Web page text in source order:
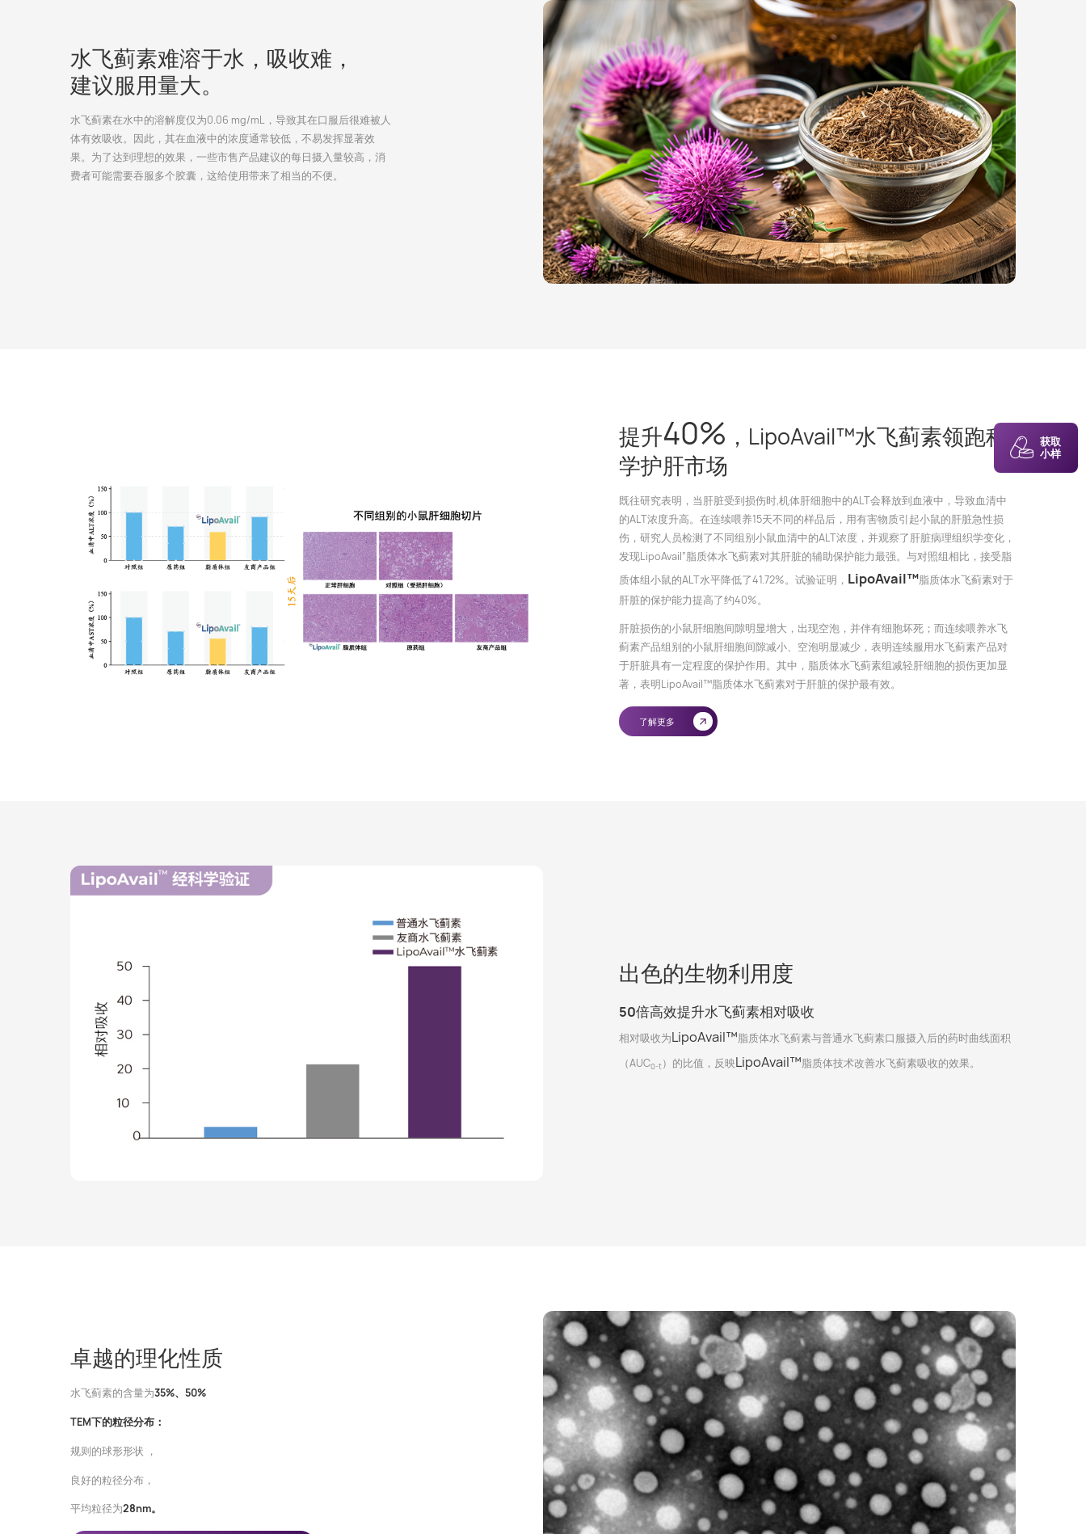
水飞蓟素难溶于水，吸收难，
建议服用量大。
水飞蓟素在水中的溶解度仅为0.06 mg/mL，导致其在口服后很难被人
体有效吸收。因此，其在血液中的浓度通常较低，不易发挥显著效
果。为了达到理想的效果，一些市售产品建议的每日摄入量较高，消
费者可能需要吞服多个胶囊，这给使用带来了相当的不便。
提升40% ，LipoAvail™水飞蓟素领跑科
学护肝市场
既往研究表明，当肝脏受到损伤时,机体肝细胞中的ALT会释放到血液中，导致血清中
的ALT浓度升高。在连续喂养15天不同的样品后，用有害物质引起小鼠的肝脏急性损
伤，研究人员检测了不同组别小鼠血清中的ALT浓度，并观察了肝脏病理组织学变化，
发现LipoAvail”脂质体水飞蓟素对其肝脏的辅助保护能力最强。与对照组相比，接受脂
质体组小鼠的ALT水平降低了41.72%。试验证明， LipoAvail™脂质体水飞蓟素对于
肝脏的保护能力提高了约40%。
肝脏损伤的小鼠肝细胞间隙明显增大，出现空泡，并伴有细胞坏死；而连续喂养水飞
蓟素产品组别的小鼠肝细胞间隙减小、空泡明显减少，表明连续服用水飞蓟素产品对
于肝脏具有一定程度的保护作用。其中，脂质体水飞蓟素组减轻肝细胞的损伤更加显
著，表明LipoAvail™脂质体水飞蓟素对于肝脏的保护最有效。
了解更多
出色的生物利用度
50倍高效提升水飞蓟素相对吸收
相对吸收为LipoAvail™脂质体水飞蓟素与普通水飞蓟素口服摄入后的药时曲线面积
（AUC0-t）的比值，反映LipoAvail™脂质体技术改善水飞蓟素吸收的效果。
卓越的理化性质
水飞蓟素的含量为35%、50%
TEM下的粒径分布：
规则的球形形状 ，
良好的粒径分布，
平均粒径为28nm。
获取
小样